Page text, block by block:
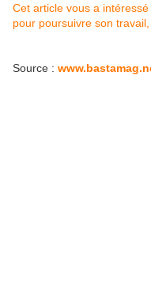
Cet article vous a
pour poursuivre son travail,
Source :